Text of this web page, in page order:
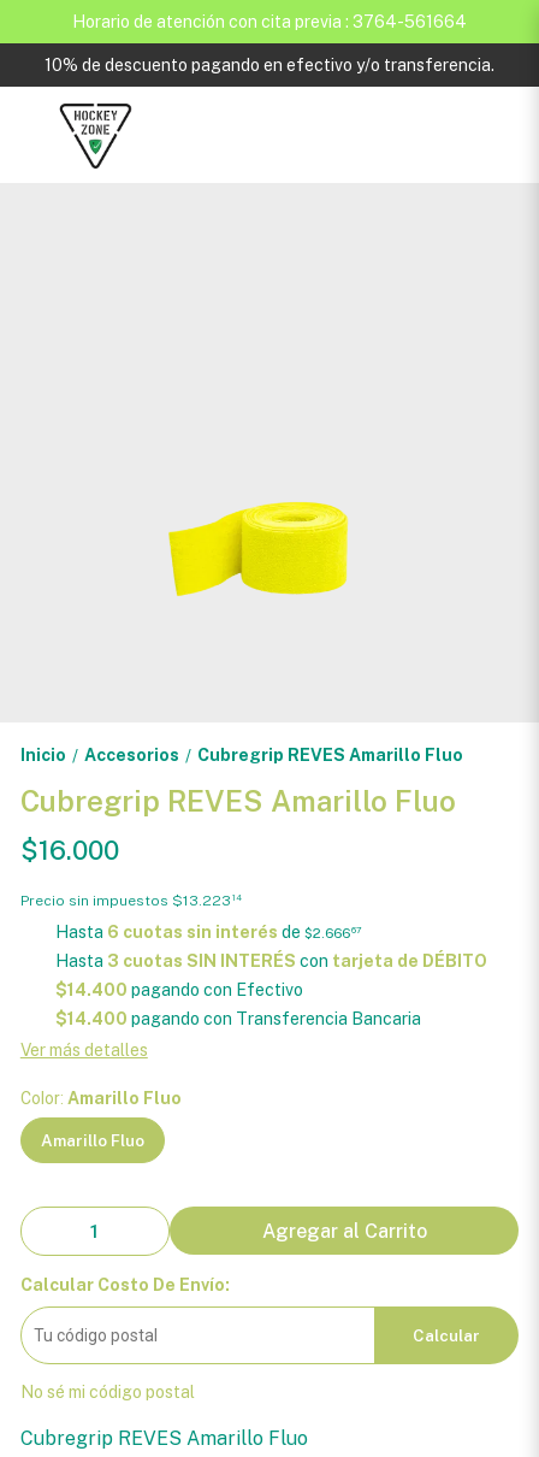
Horario de atención con cita previa : 3764-561664
10% de descuento pagando en efectivo y/o transferencia.
Inicio / Accesorios / Cubregrip REVES Amarillo Fluo
Cubregrip REVES Amarillo Fluo
$16.000
Precio sin impuestos $13.223 14
Hasta 6 cuotas sin interés de $2.66667
Hasta 3 cuotas SIN INTERÉS con tarjeta de DÉBITO
$14.400 pagando con Efectivo
$14.400 pagando con Transferencia Bancaria
Ver más detalles
Color: Amarillo Fluo
Amarillo Fluo
Agregar al Carrito
Calcular Costo De Envío:
Calcular
No sé mi código postal
Cubregrip REVES Amarillo Fluo